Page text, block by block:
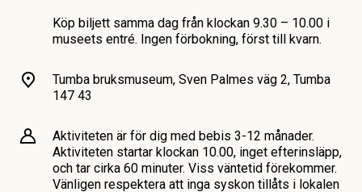
Köp biljett samma dag från klockan 9.30 – 10.00 i
museets entré. Ingen förbokning, först till kvarn.
Tumba bruksmuseum, Sven Palmes väg 2, Tumba
147 43
Aktiviteten är för dig med bebis 3-12 månader.
Aktiviteten startar klockan 10.00, inget efterinsläpp,
och tar cirka 60 minuter. Viss väntetid förekommer.
Vänligen respektera att inga syskon tillåts i lokalen